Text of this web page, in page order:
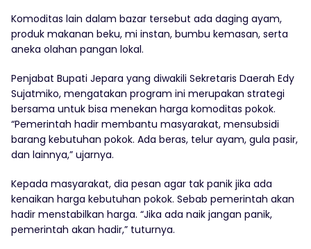
Komoditas lain dalam bazar tersebut ada daging ayam,
produk makanan beku, mi instan, bumbu kemasan, serta
aneka olahan pangan lokal.
Penjabat Bupati Jepara yang diwakili Sekretaris Daerah Edy
Sujatmiko, mengatakan program ini merupakan strategi
bersama untuk bisa menekan harga komoditas pokok.
“Pemerintah hadir membantu masyarakat, mensubsidi
barang kebutuhan pokok. Ada beras, telur ayam, gula pasir,
dan lainnya,” ujarnya.
Kepada masyarakat, dia pesan agar tak panik jika ada
kenaikan harga kebutuhan pokok. Sebab pemerintah akan
hadir menstabilkan harga. “Jika ada naik jangan panik,
pemerintah akan hadir,” tuturnya.